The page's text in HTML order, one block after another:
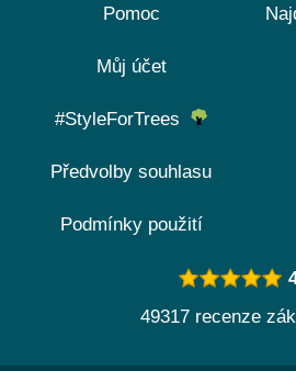
Pomoc
Můj účet
#StyleForTrees
Předvolby souhlasu
Podmínky použití
49317 recenze